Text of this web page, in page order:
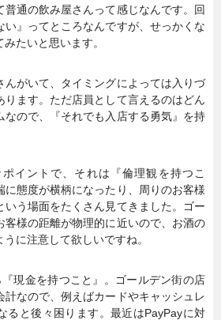
通の飲み屋さんって感じなんです。回
い』ってところなんですが、せっかくな
たいと思います。
んがいて、タイミングによっては入りづ
ります。ただ店員として言えるのはどん
なので、『それでも入店する勇気』を持
イントで、それは『倫理観を持つこ
に態度が横柄になったり、周りのお客様
いう場面をたくさん見てきました。ゴー
客様の距離が物理的に近いので、お酒の
に注意して欲しいですね。
現金を持つこと』。ゴールデン街の店
計なので、例えばカードやキャッシュレ
ると後々困ります。最近はPayPayに対